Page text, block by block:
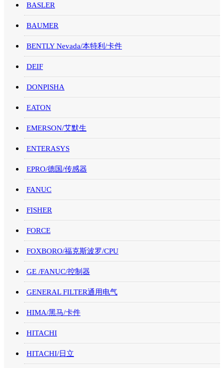
BASLER
BAUMER
BENTLY Nevada/本特利/卡件
DEIF
DONPISHA
EATON
EMERSON/艾默生
ENTERASYS
EPRO/德国/传感器
FANUC
FISHER
FORCE
FOXBORO/福克斯波罗/CPU
GE /FANUC/控制器
GENERAL FILTER通用电气
HIMA/黑马/卡件
HITACHI
HITACHI/日立